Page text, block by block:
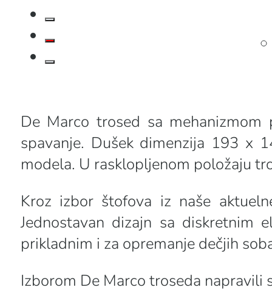
De Marco trosed sa
spavanje. Dušek dimenzija 193 x
modela. U rasklopljenom položaju
Kroz izbor štofova iz naše
Jednostavan dizajn sa diskretnim
prikladnim i za opremanje dečjih
Izborom De Marco troseda napravili